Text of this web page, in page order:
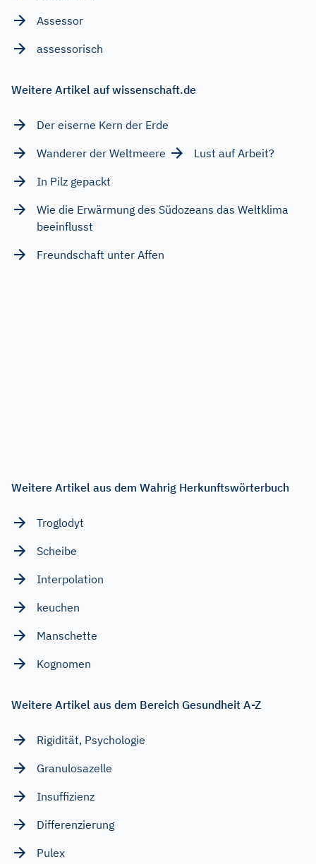
Assessor
assessorisch
Weitere Artikel auf wissenschaft.de
Der eiserne Kern der Erde
Wanderer der Weltmeere
Lust auf Arbeit?
In Pilz gepackt
Wie die Erwärmung des Südozeans das Weltklima
beeinflusst
Freundschaft unter Affen
Weitere Artikel aus dem Wahrig Herkunftswörterbuch
Troglodyt
Scheibe
Interpolation
keuchen
Manschette
Kognomen
Weitere Artikel aus dem Bereich Gesundheit A-Z
Rigidität, Psychologie
Granulosazelle
Insuffizienz
Differenzierung
Pulex